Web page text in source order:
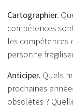
Cartographier.
compétences
les
personne
Anticiper. Quels
prochaines
obsolètes ?